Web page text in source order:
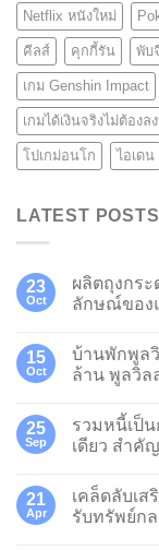
Netflix หนังใหม่
คีลส์ คุกกี้รัน พับ
เกม Genshin Impact
เกมได้เงินจริงไม่ต้องล
โปเกม่อนโก ไอเดน
LATEST POSTS
23
Oct
ผลิตถุงกร
ลักษณ์ของ
15
Oct
บ้านพักพูล
ล้าน พูลวิล
25
Sep
รวมหนี้เป็
เดียว สำคั
21
Apr
เคล็ดลับเส
รับทรัพย์ก